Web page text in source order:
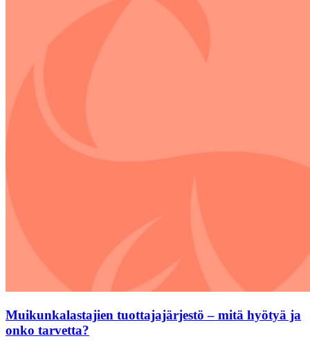
Muikunkalastajien tuottajajärjestö – mitä hyötyä ja
onko tarvetta?